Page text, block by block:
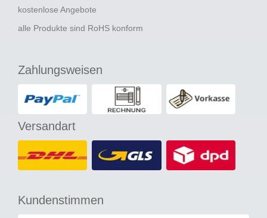
kostenlose Angebote
alle Produkte sind RoHS konform
Zahlungsweisen
Versandart
Kundenstimmen